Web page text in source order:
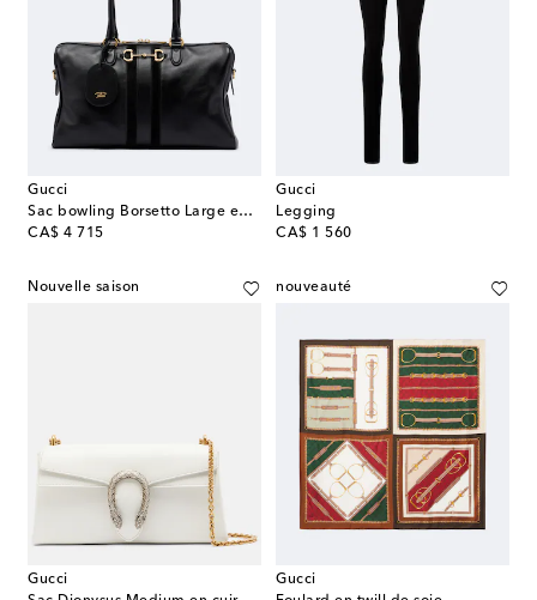
Gucci
Sac bowling Borsetto Large en cuir
CA$ 4 715
original price
Gucci
Legging
CA$ 1 560
original price
Nouvelle saison
Gucci
nouveauté
Gucci